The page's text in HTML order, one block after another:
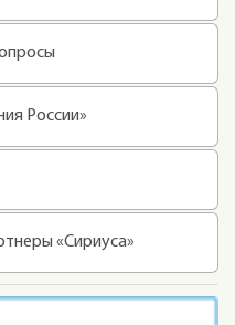
России»
«Сириуса»